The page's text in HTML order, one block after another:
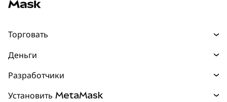
Торговать
Прогнозы
Перпы НОВИНКА
Деньги
Разработчики
Установить MetaMask